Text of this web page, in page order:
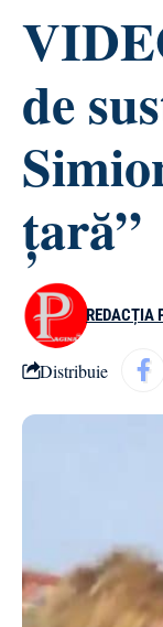
de
țară”
REDACȚIA
Distribuie